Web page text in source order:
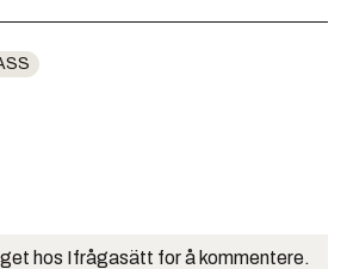
hos Ifrågasätt for å kommentere.